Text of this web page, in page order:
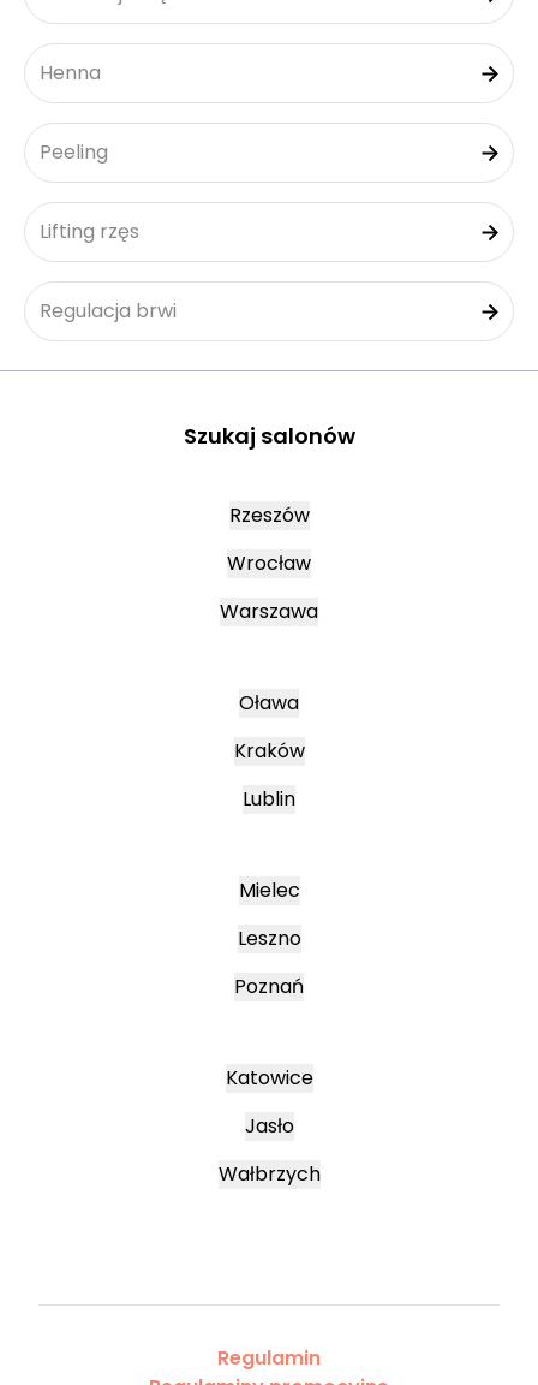
Henna
Peeling
Lifting rzęs
Regulacja brwi
Szukaj salonów
Rzeszów
Wrocław
Warszawa
Oława
Kraków
Lublin
Mielec
Leszno
Poznań
Katowice
Jasło
Wałbrzych
Regulamin